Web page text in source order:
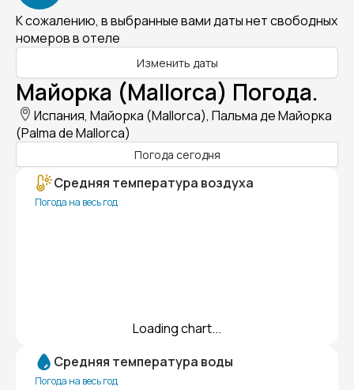
К сожалению, в выбранные вами даты нет свободных
номеров в отеле
Изменить даты
Майорка (Mallorca) Погода.
Испания, Майорка (Mallorca), Пальма де Майорка
(Palma de Mallorca)
Погода сегодня
Средняя температура воздуха
Погода на весь год
Loading chart...
Средняя температура воды
Погода на весь год